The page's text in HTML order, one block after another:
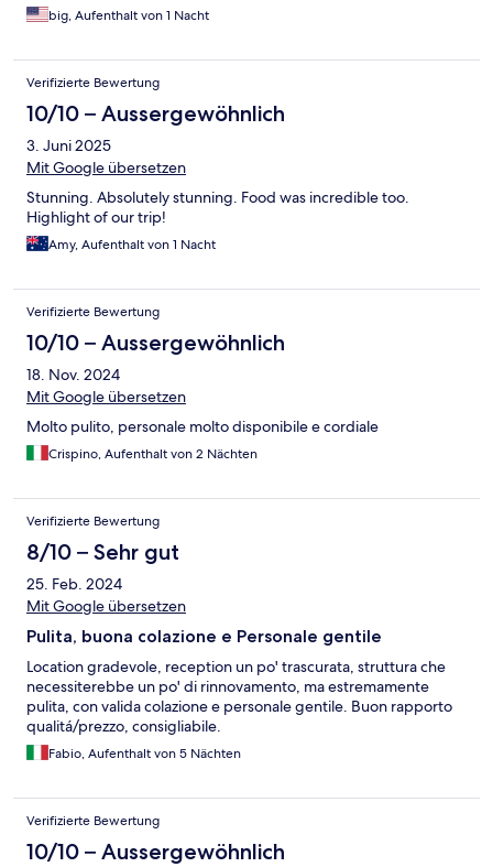
big, Aufenthalt von 1 Nacht
Verifizierte Bewertung
10/10 – Aussergewöhnlich
3. Juni 2025
Mit Google übersetzen
Stunning. Absolutely stunning. Food was incredible too.
Highlight of our trip!
Amy, Aufenthalt von 1 Nacht
Verifizierte Bewertung
10/10 – Aussergewöhnlich
18. Nov. 2024
Mit Google übersetzen
Molto pulito, personale molto disponibile e cordiale
Crispino, Aufenthalt von 2 Nächten
Verifizierte Bewertung
8/10 – Sehr gut
25. Feb. 2024
Mit Google übersetzen
Pulita, buona colazione e Personale gentile
Location gradevole, reception un po' trascurata, struttura che
necessiterebbe un po' di rinnovamento, ma estremamente
pulita, con valida colazione e personale gentile. Buon rapporto
qualitá/prezzo, consigliabile.
Fabio, Aufenthalt von 5 Nächten
Verifizierte Bewertung
10/10 – Aussergewöhnlich